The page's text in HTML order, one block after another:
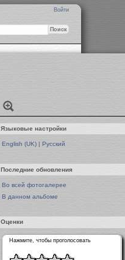
Войти
Языковые настройки
English (UK) Русский
Последние обновления
Во всей фотогалерее
В данном альбоме
Оценки
Нажмите, чтобы проголосовать